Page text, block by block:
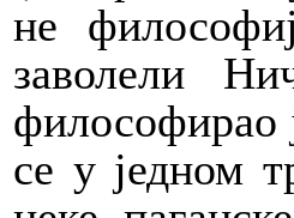
не
заволели
философирао
се у једном